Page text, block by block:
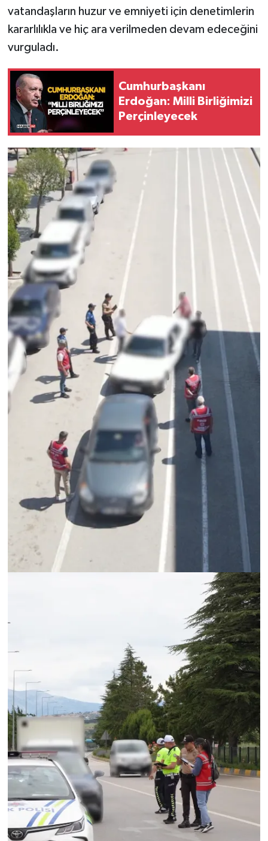
vatandaşların huzur ve emniyeti için denetimlerin
kararlılıkla ve hiç ara verilmeden devam edeceğini
vurguladı.
Cumhurbaşkanı
Erdoğan: Milli Birliğimizi
Perçinleyecek